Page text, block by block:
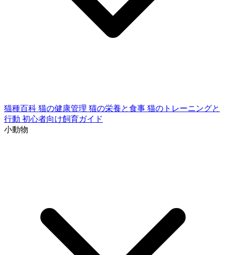
猫種百科 猫の健康管理 猫の栄養と食事 猫のトレーニングと
行動 初心者向け飼育ガイド
小動物